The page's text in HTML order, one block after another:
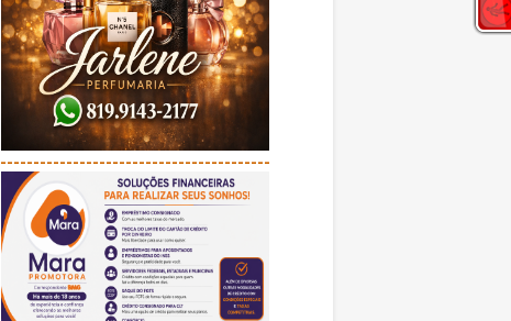
-----------------------------------------